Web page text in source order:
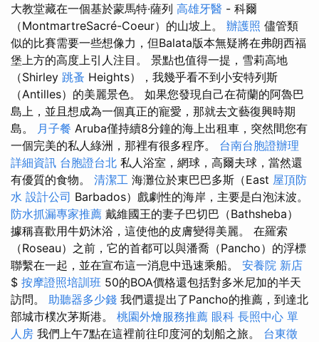
大教堂藏在一個基於蒙馬特·薩列 高雄牙醫 - 科爾
（MontmartreSacré-Coeur）的山坡上。 辦護照 儘管類
似的比賽需要一些想像力，但Balata版本無疑將在弗朗西福
堡上方的高度上引人注目。 景點也值得一提，雪莉高地
（Shirley 跳蚤 Heights），我幾乎看不到小安特列斯
（Antilles）的美麗景色。 如果您發現自己在荷蘭的阿魯巴
島上，並且想成為一個真正的寵愛，那就去文藝復興時期
島。
月子餐 Aruba僅持續8分鐘的海上出租車，突然間您有
一個完美的私人綠洲，那裡有很多程序。 台南台胞證辦理
詳細資訊 台胞證台北 私人浴室，網球，高爾夫球，當然還
有優質的食物。 清潔工 海灘位於東巴巴多斯（East 屋頂防
水 設計公司 Barbados）戲劇性的海岸，主要是白泡沫波。
防水抓漏專家推薦 戴維國王的妻子巴切巴（Bathsheba）
據稱喜歡用牛奶沐浴，這使他的皮膚變得美麗。 在羅索
（Roseau）之前，它的首都可以與潘喬（Pancho）的浮標
聯繫在一起，並在宣布這一消息中迅速乘船。 安養院 新店
$ 按摩證照培訓班 50的BOA價格還包括對多米尼加的半天
訪問。 助聽器多少錢 我們還提出了Pancho的推薦，到達北
部城市樸次茅斯港。 桃園外燴服務推薦 眼科 長照中心 單
人房 我們上午7點在這裡前往印度河的划船之旅。 台東徵